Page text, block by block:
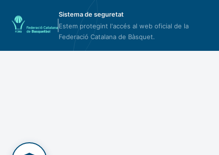
Sistema de seguretat
Estem protegint l'accés al web oficial de la
Federació Catalana de Bàsquet.